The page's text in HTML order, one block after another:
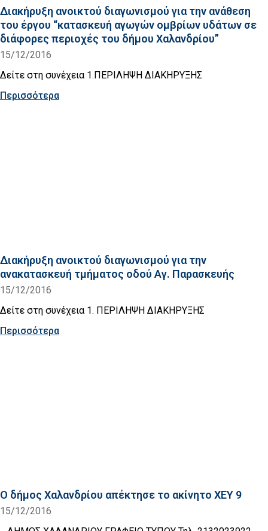
Διακήρυξη ανοικτού διαγωνισμού για την ανάθεση
του έργου “κατασκευή αγωγών ομβρίων υδάτων σε
διάφορες περιοχές του δήμου Χαλανδρίου”
15/12/2016
Δείτε στη συνέχεια 1.ΠΕΡΙΛΗΨΗ ΔΙΑΚΗΡΥΞΗΣ
Περισσότερα
Διακήρυξη ανοικτού διαγωνισμού για την
ανακατασκευή τμήματος οδού Αγ. Παρασκευής
15/12/2016
Δείτε στη συνέχεια 1. ΠΕΡΙΛΗΨΗ ΔΙΑΚΗΡΥΞΗΣ
Περισσότερα
Ο δήμος Χαλανδρίου απέκτησε το ακίνητο XEY 9
15/12/2016